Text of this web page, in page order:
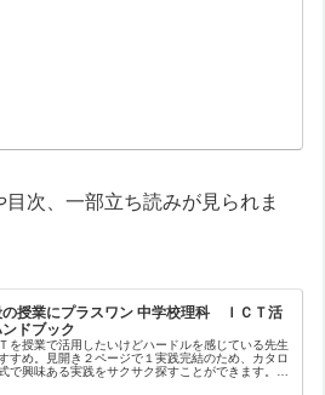
次、一部立ち読みが見られま
の授業にプラスワン 中学校理科 ＩＣＴ活
ンドブック
を授業で活用したいけどハードルを感じている先生
すめ。見開き２ページで１実践完結のため、カタロ
で興味ある実践をサクサク探すことができます。バ